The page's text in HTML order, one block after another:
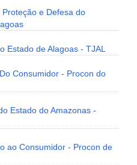
e Defesa do
Estado de Alagoas - TJAL
Consumidor - Procon do
Estado do Amazonas -
ao Consumidor - Procon de